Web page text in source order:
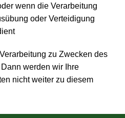
wenn die Verarbeitung
oder Verteidigung
zu Zwecken des
werden wir Ihre
nicht weiter zu diesem